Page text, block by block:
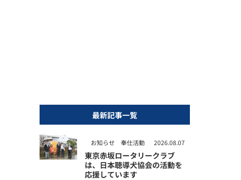
最新記事一覧
お知らせ 奉仕活動 2026.08.07
東京赤坂ロータリークラブ
は、日本聴導犬協会の活動を
応援しています